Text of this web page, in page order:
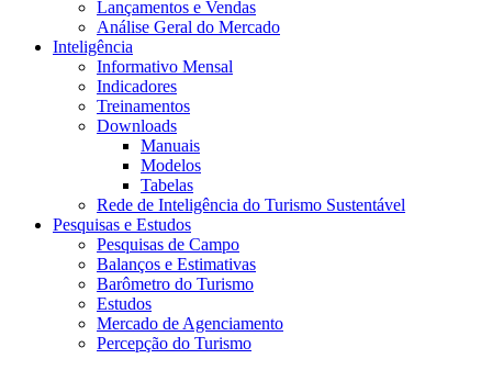
Lançamentos e Vendas
Análise Geral do Mercado
Inteligência
Informativo Mensal​
Indicadores
Treinamentos
Downloads
Manuais
Modelos
Tabelas
Rede de Inteligência do Turismo Sustentável
Pesquisas e Estudos
Pesquisas de Campo
Balanços e Estimativas
Barômetro do Turismo
Estudos
Mercado de Agenciamento
Percepção do Turismo